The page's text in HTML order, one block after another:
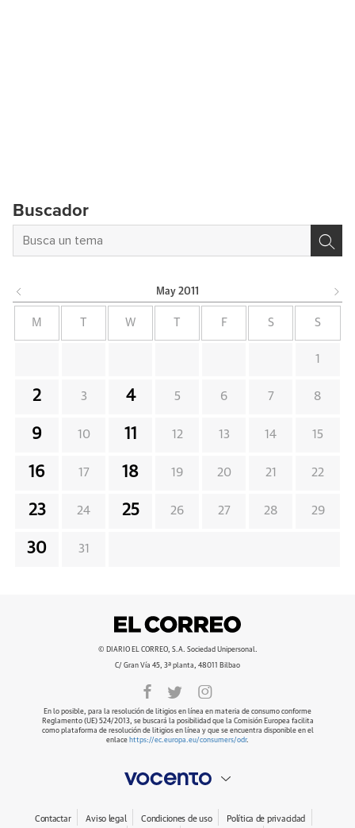
Buscador
May 2011
M W F S S
1
2 3 4 5 6 7 8
9 10 11 12 13 14 15
16 17 18 19 20 21 22
23 24 25 26 27 28 29
30 31
© DIARIO EL CORREO, S.A. Sociedad Unipersonal.
C/ Gran Vía 45, 3ª planta, 48011 Bilbao
En lo posible, para la resolución de litigios en línea en materia de consumo conforme
Reglamento (UE) 524/2013, se buscará la posibilidad que la Comisión Europea facilita
como plataforma de resolución de litigios en línea y que se encuentra disponible en el
enlace https://ec.europa.eu/consumers/odr.
Contactar Aviso legal Condiciones de uso Política de privacidad